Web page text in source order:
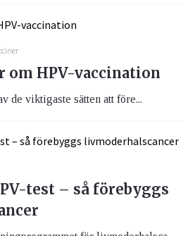
om HPV-vaccination
de viktigaste sätten att före...
test – så förebyggs